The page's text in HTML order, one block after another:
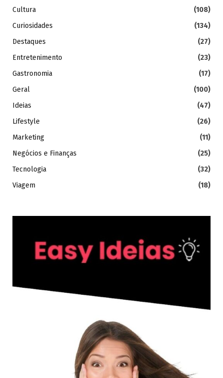
Cultura
(108)
Curiosidades
(134)
Destaques
(27)
Entretenimento
(23)
Gastronomia
(17)
Geral
(100)
Ideias
(47)
Lifestyle
(26)
Marketing
(11)
Negócios e Finanças
(25)
Tecnologia
(32)
Viagem
(18)